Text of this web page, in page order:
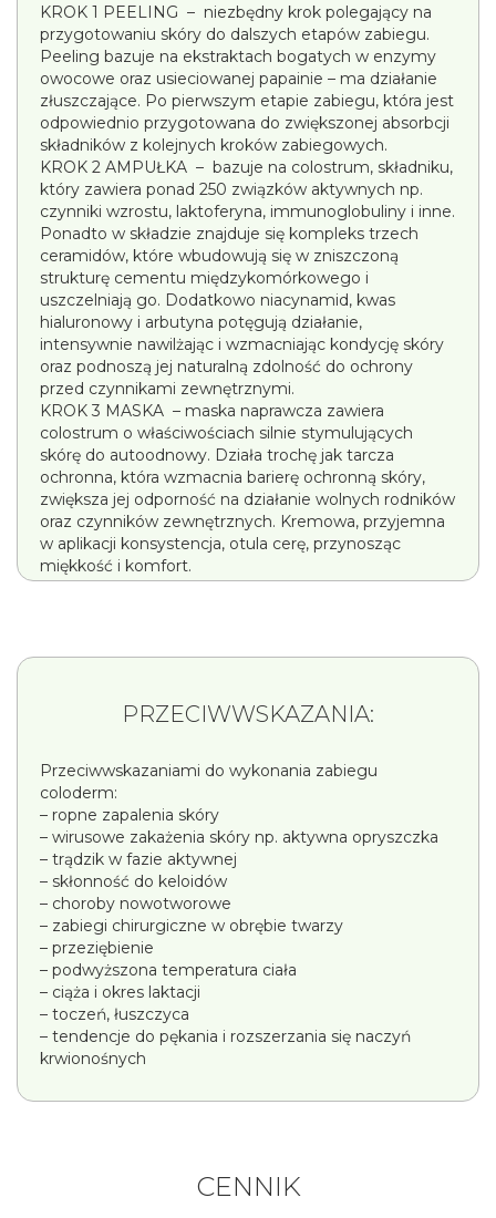
KROK 1 PEELING – niezbędny krok polegający na
przygotowaniu skóry do dalszych etapów zabiegu.
Peeling bazuje na ekstraktach bogatych w enzymy
owocowe oraz usieciowanej papainie – ma działanie
złuszczające. Po pierwszym etapie zabiegu, która jest
odpowiednio przygotowana do zwiększonej absorbcji
składników z kolejnych kroków zabiegowych.
KROK 2 AMPUŁKA – bazuje na colostrum, składniku,
który zawiera ponad 250 związków aktywnych np.
czynniki wzrostu, laktoferyna, immunoglobuliny i inne.
Ponadto w składzie znajduje się kompleks trzech
ceramidów, które wbudowują się w zniszczoną
strukturę cementu międzykomórkowego i
uszczelniają go. Dodatkowo niacynamid, kwas
hialuronowy i arbutyna potęgują działanie,
intensywnie nawilżając i wzmacniając kondycję skóry
oraz podnoszą jej naturalną zdolność do ochrony
przed czynnikami zewnętrznymi.
KROK 3 MASKA – maska naprawcza zawiera
colostrum o właściwościach silnie stymulujących
skórę do autoodnowy. Działa trochę jak tarcza
ochronna, która wzmacnia barierę ochronną skóry,
zwiększa jej odporność na działanie wolnych rodników
oraz czynników zewnętrznych. Kremowa, przyjemna
w aplikacji konsystencja, otula cerę, przynosząc
miękkość i komfort.
PRZECIWWSKAZANIA:
Przeciwwskazaniami do wykonania zabiegu
coloderm:
– ropne zapalenia skóry
– wirusowe zakażenia skóry np. aktywna opryszczka
– trądzik w fazie aktywnej
– skłonność do keloidów
– choroby nowotworowe
– zabiegi chirurgiczne w obrębie twarzy
– przeziębienie
– podwyższona temperatura ciała
– ciąża i okres laktacji
– toczeń, łuszczyca
– tendencje do pękania i rozszerzania się naczyń
krwionośnych
CENNIK